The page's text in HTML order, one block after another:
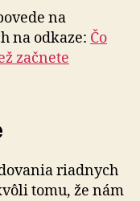
na
na odkaze: Čo
začnete
riadnych
tomu, že nám